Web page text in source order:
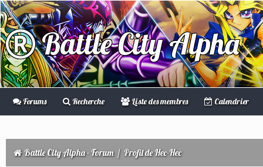
Battle City Alpha
Forums Recherche Liste des membres Calendrier
Battle City Alpha - Forum / Profil de Hec-Hec